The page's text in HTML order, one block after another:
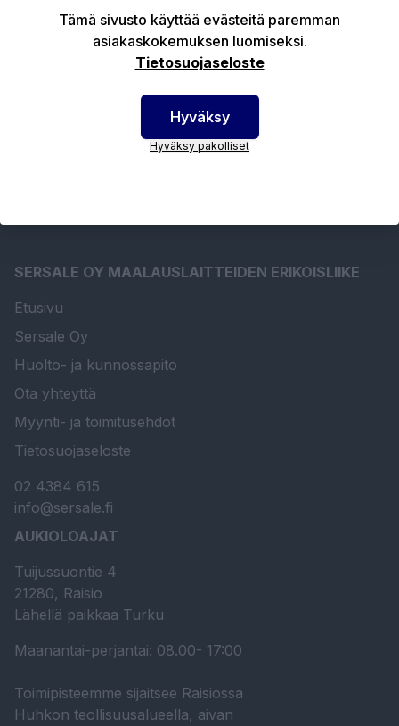
Tekniset edut
Ladattavat tiedostot
SERSALE OY MAALAUSLAITTEIDEN ERIKOISLIIKE
Etusivu
Sersale Oy
Huolto- ja kunnossapito
Ota yhteyttä
Myynti- ja toimitusehdot
Tietosuojaseloste
02 4384 615
info@sersale.fi
AUKIOLOAJAT
Tuijussuontie 4
21280, Raisio
Lähellä paikkaa Turku
Maanantai-perjantai: 08.00- 17:00
Toimipisteemme sijaitsee Raisiossa
Huhkon teollisuusalueella, aivan
Tämä sivusto käyttää evästeitä paremman
asiakaskokemuksen luomiseksi.
Tietosuojaseloste
Hyväksy
Hyväksy pakolliset